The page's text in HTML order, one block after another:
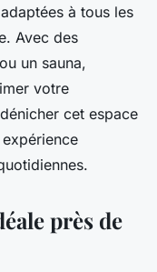
à tous les
Avec des
un sauna,
votre
cet espace
près de